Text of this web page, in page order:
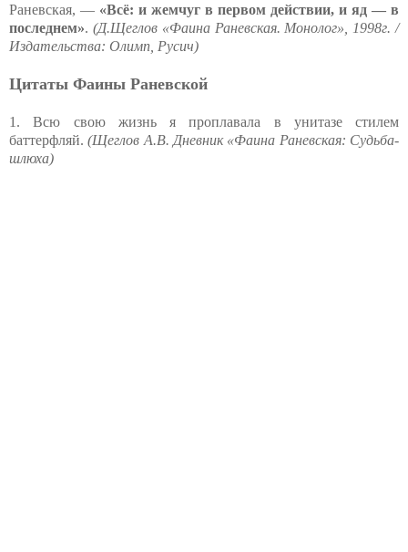
Раневская, — «Всё: и жемчуг в первом действии, и яд — в
последнем». (Д.Щеглов «Фаина Раневская. Монолог», 1998г. /
Издательства: Олимп, Русич)
Цитаты Фаины Раневской
1. Всю свою жизнь я проплавала в унитазе стилем
баттерфляй.(Щеглов А.В. Дневник «Фаина Раневская: Судьба-
шлюха)